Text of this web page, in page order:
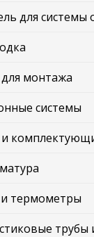
для системы
монтажа
системы
термометры
трубы